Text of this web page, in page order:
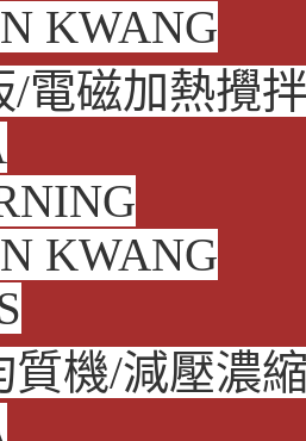
KWANG
/電磁加熱攪
KWANG
質機/減壓濃